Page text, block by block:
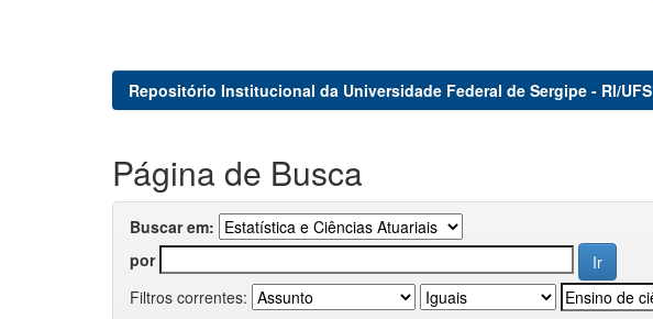
Repositório Institucional da Universidade Federal de Sergipe - RI/UFS
Página de Busca
Buscar em:
por
Filtros correntes: